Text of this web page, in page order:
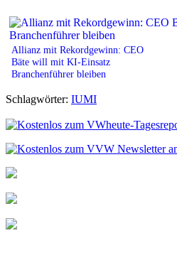
Allianz mit Rekordgewinn: CEO
Bäte will mit KI-Einsatz
Branchenführer bleiben
Schlagwörter: IUMI